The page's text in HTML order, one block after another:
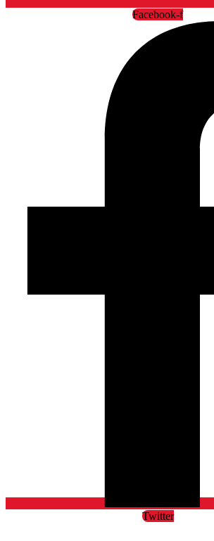
Facebook-f
Twitter